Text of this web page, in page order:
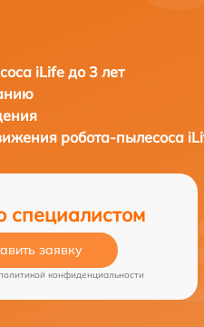
iLife до 3 лет
робота-пылесоса
специалистом
заявку
конфиденциальности